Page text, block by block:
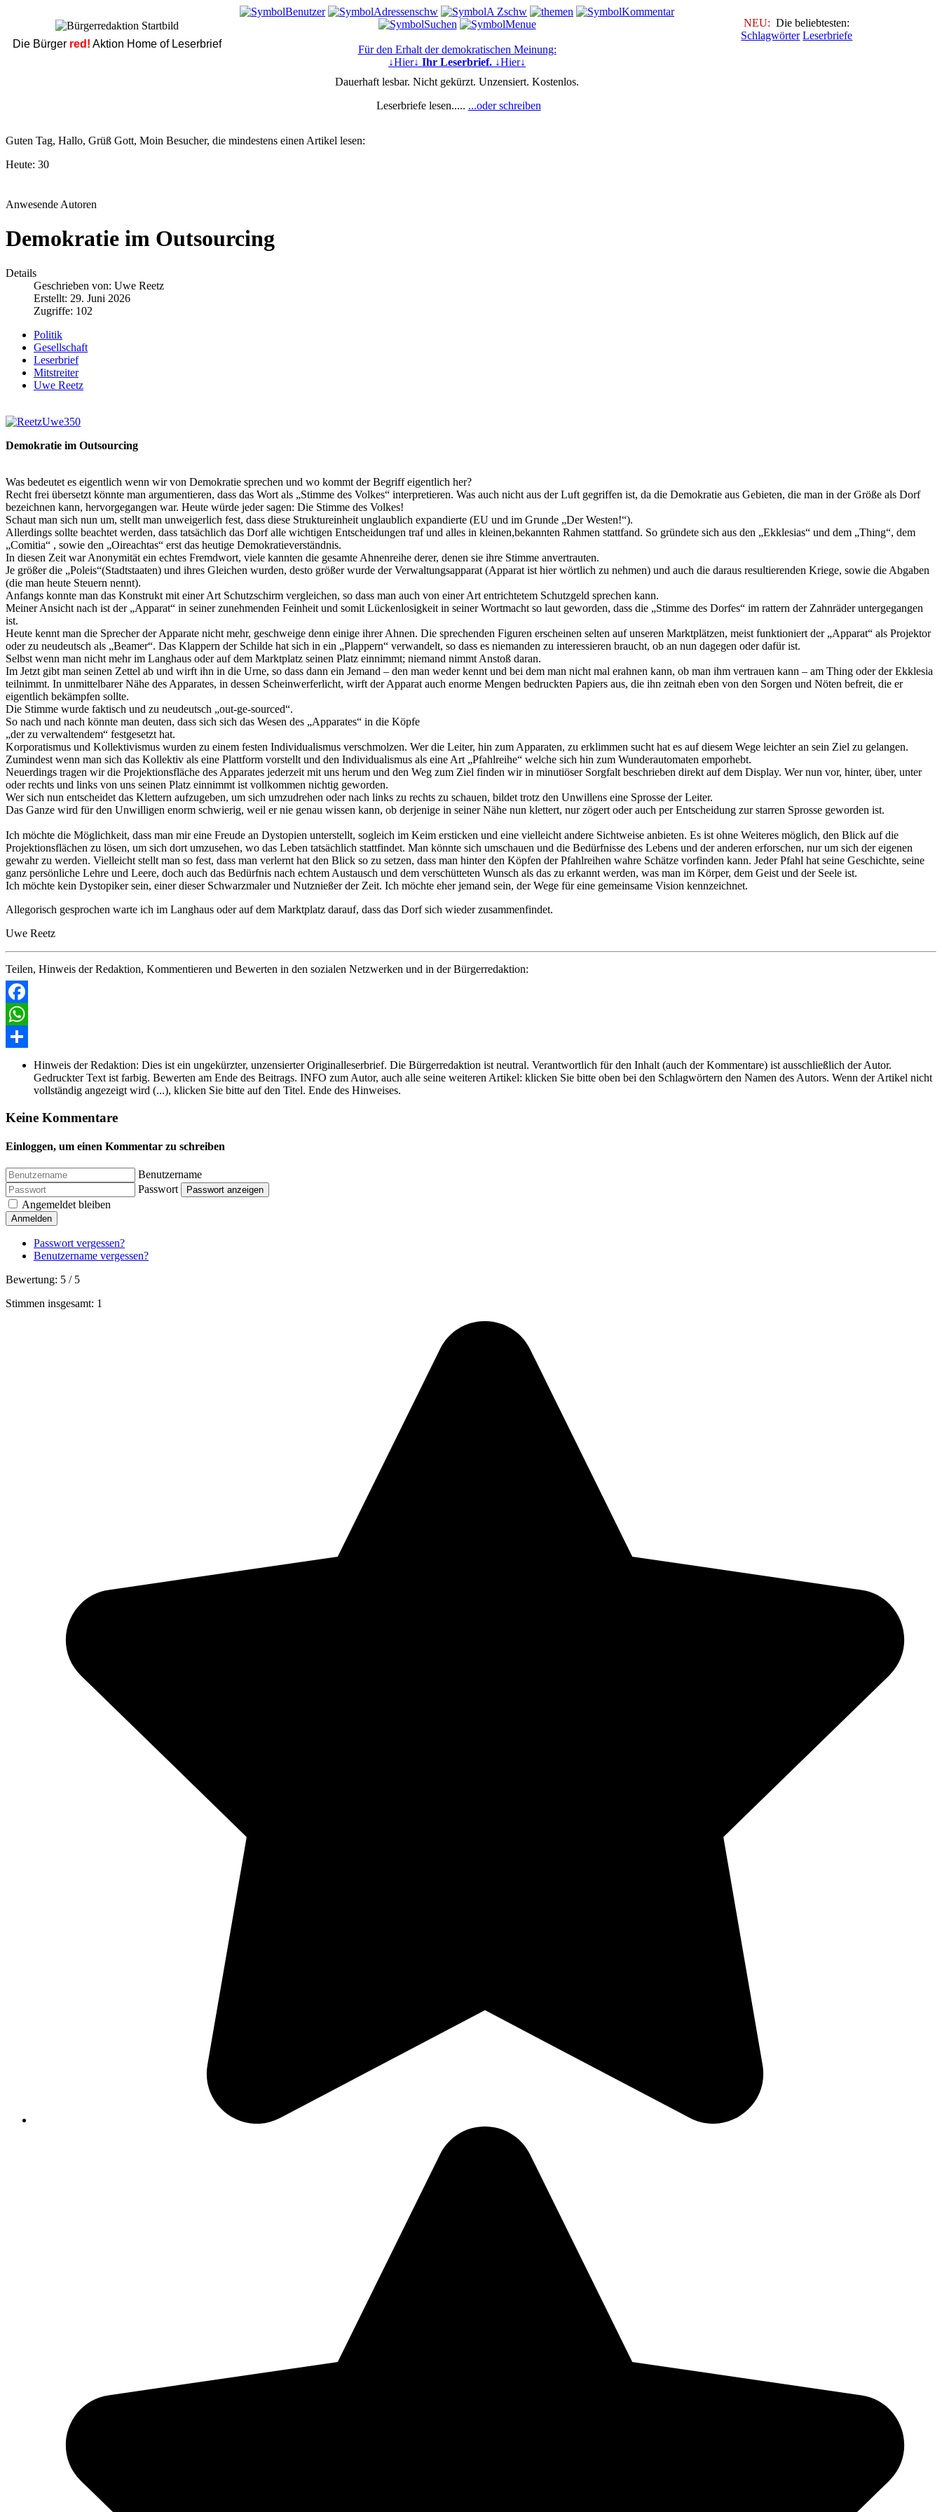
Die Bürger red! Aktion Home of Leserbrief
Für den Erhalt der demokratischen Meinung:
↓Hier↓Ihr Leserbrief. ↓Hier↓
Dauerhaft lesbar. Nicht gekürzt. Unzensiert. Kostenlos.
Leserbriefe lesen..... ...oder schreiben
NEU: Die beliebtesten:
Schlagwörter Leserbriefe
Guten Tag, Hallo, Grüß Gott, Moin Besucher, die mindestens einen Artikel lesen:
Heute: 30
Anwesende Autoren
Demokratie im Outsourcing
Details
Geschrieben von: Uwe Reetz
Erstellt: 29. Juni 2026
Zugriffe: 102
Politik
Gesellschaft
Leserbrief
Mitstreiter
Uwe Reetz
Demokratie im Outsourcing
Was bedeutet es eigentlich wenn wir von Demokratie sprechen und wo kommt der Begriff eigentlich her?
Recht frei übersetzt könnte man argumentieren, dass das Wort als „Stimme des Volkes“ interpretieren. Was auch nicht aus der Luft gegriffen ist, da die Demokratie aus Gebieten, die man in der Größe als Dorf
bezeichnen kann, hervorgegangen war. Heute würde jeder sagen: Die Stimme des Volkes!
Schaut man sich nun um, stellt man unweigerlich fest, dass diese Struktureinheit unglaublich expandierte (EU und im Grunde „Der Westen!“).
Allerdings sollte beachtet werden, dass tatsächlich das Dorf alle wichtigen Entscheidungen traf und alles in kleinen,bekannten Rahmen stattfand. So gründete sich aus den „Ekklesias“ und dem „Thing“, dem
„Comitia“ , sowie den „Oireachtas“ erst das heutige Demokratieverständnis.
In diesen Zeit war Anonymität ein echtes Fremdwort, viele kannten die gesamte Ahnenreihe derer, denen sie ihre Stimme anvertrauten.
Je größer die „Poleis“(Stadtstaaten) und ihres Gleichen wurden, desto größer wurde der Verwaltungsapparat (Apparat ist hier wörtlich zu nehmen) und auch die daraus resultierenden Kriege, sowie die Abgaben
(die man heute Steuern nennt).
Anfangs konnte man das Konstrukt mit einer Art Schutzschirm vergleichen, so dass man auch von einer Art entrichtetem Schutzgeld sprechen kann.
Meiner Ansicht nach ist der „Apparat“ in seiner zunehmenden Feinheit und somit Lückenlosigkeit in seiner Wortmacht so laut geworden, dass die „Stimme des Dorfes“ im rattern der Zahnräder untergegangen
ist.
Heute kennt man die Sprecher der Apparate nicht mehr, geschweige denn einige ihrer Ahnen. Die sprechenden Figuren erscheinen selten auf unseren Marktplätzen, meist funktioniert der „Apparat“ als Projektor
oder zu neudeutsch als „Beamer“. Das Klappern der Schilde hat sich in ein „Plappern“ verwandelt, so dass es niemanden zu interessieren braucht, ob an nun dagegen oder dafür ist.
Selbst wenn man nicht mehr im Langhaus oder auf dem Marktplatz seinen Platz einnimmt; niemand nimmt Anstoß daran.
Im Jetzt gibt man seinen Zettel ab und wirft ihn in die Urne, so dass dann ein Jemand – den man weder kennt und bei dem man nicht mal erahnen kann, ob man ihm vertrauen kann – am Thing oder der Ekklesia
teilnimmt. In unmittelbarer Nähe des Apparates, in dessen Scheinwerferlicht, wirft der Apparat auch enorme Mengen bedruckten Papiers aus, die ihn zeitnah eben von den Sorgen und Nöten befreit, die er
eigentlich bekämpfen sollte.
Die Stimme wurde faktisch und zu neudeutsch „out-ge-sourced“.
So nach und nach könnte man deuten, dass sich sich das Wesen des „Apparates“ in die Köpfe
„der zu verwaltendem“ festgesetzt hat.
Korporatismus und Kollektivismus wurden zu einem festen Individualismus verschmolzen. Wer die Leiter, hin zum Apparaten, zu erklimmen sucht hat es auf diesem Wege leichter an sein Ziel zu gelangen.
Zumindest wenn man sich das Kollektiv als eine Plattform vorstellt und den Individualismus als eine Art „Pfahlreihe“ welche sich hin zum Wunderautomaten emporhebt.
Neuerdings tragen wir die Projektionsfläche des Apparates jederzeit mit uns herum und den Weg zum Ziel finden wir in minutiöser Sorgfalt beschrieben direkt auf dem Display. Wer nun vor, hinter, über, unter
oder rechts und links von uns seinen Platz einnimmt ist vollkommen nichtig geworden.
Wer sich nun entscheidet das Klettern aufzugeben, um sich umzudrehen oder nach links zu rechts zu schauen, bildet trotz den Unwillens eine Sprosse der Leiter.
Das Ganze wird für den Unwilligen enorm schwierig, weil er nie genau wissen kann, ob derjenige in seiner Nähe nun klettert, nur zögert oder auch per Entscheidung zur starren Sprosse geworden ist.
Ich möchte die Möglichkeit, dass man mir eine Freude an Dystopien unterstellt, sogleich im Keim ersticken und eine vielleicht andere Sichtweise anbieten. Es ist ohne Weiteres möglich, den Blick auf die
Projektionsflächen zu lösen, um sich dort umzusehen, wo das Leben tatsächlich stattfindet. Man könnte sich umschauen und die Bedürfnisse des Lebens und der anderen erforschen, nur um sich der eigenen
gewahr zu werden. Vielleicht stellt man so fest, dass man verlernt hat den Blick so zu setzen, dass man hinter den Köpfen der Pfahlreihen wahre Schätze vorfinden kann. Jeder Pfahl hat seine Geschichte, seine
ganz persönliche Lehre und Leere, doch auch das Bedürfnis nach echtem Austausch und dem verschütteten Wunsch als das zu erkannt werden, was man im Körper, dem Geist und der Seele ist.
Ich möchte kein Dystopiker sein, einer dieser Schwarzmaler und Nutznießer der Zeit. Ich möchte eher jemand sein, der Wege für eine gemeinsame Vision kennzeichnet.
Allegorisch gesprochen warte ich im Langhaus oder auf dem Marktplatz darauf, dass das Dorf sich wieder zusammenfindet.
Uwe Reetz
Teilen, Hinweis der Redaktion, Kommentieren und Bewerten in den sozialen Netzwerken und in der Bürgerredaktion:
Facebook
WhatsApp
Hinweis der Redaktion: Dies ist ein ungekürzter, unzensierter Originalleserbrief. Die Bürgerredaktion ist neutral. Verantwortlich für den Inhalt (auch der Kommentare) ist ausschließlich der Autor.
Gedruckter Text ist farbig. Bewerten am Ende des Beitrags. INFO zum Autor, auch alle seine weiteren Artikel: klicken Sie bitte oben bei den Schlagwörtern den Namen des Autors. Wenn der Artikel nicht
vollständig angezeigt wird (...), klicken Sie bitte auf den Titel. Ende des Hinweises.
Keine Kommentare
Einloggen, um einen Kommentar zu schreiben
Benutzername
Passwort
Passwort anzeigen
Angemeldet bleiben
Anmelden
Passwort vergessen?
Benutzername vergessen?
Bewertung: 5 / 5
Stimmen insgesamt: 1